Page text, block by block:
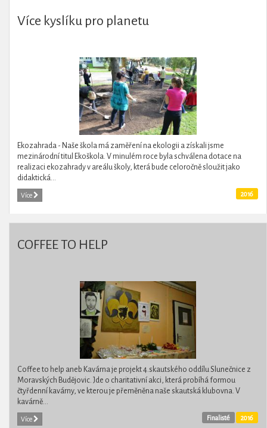
Více kyslíku pro planetu
Ekozahrada - Naše škola má zaměření na ekologii a získali jsme
mezinárodní titul Ekoškola. V minulém roce byla schválena dotace na
realizaci ekozahrady v areálu školy, která bude celoročně sloužit jako
didaktická...
Více 2016
COFFEE TO HELP
Coffee to help aneb Kavárna je projekt 4.skautského oddílu Slunečnice z
Moravských Budějovic. Jde o charitativní akci, která probíhá formou
čtyřdenní kavárny, ve kterou je přeměněna naše skautská klubovna. V
kavárně...
Více 2016
Finalisté